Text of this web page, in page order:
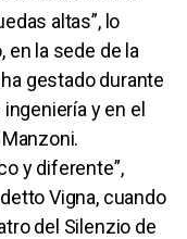
altas”, lo
en la sede de la
gestado durante
y en el
y diferente”,
Vigna, cuando
del Silenzio de